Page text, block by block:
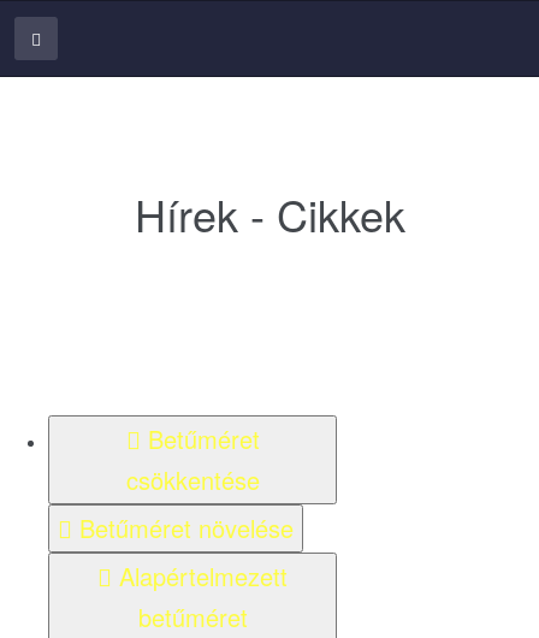
Hírek - Cikkek
Betűméret
csökkentése
Betűméret növelése
Alapértelmezett
betűméret